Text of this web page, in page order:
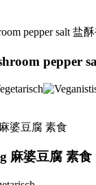
pepper
麻婆豆腐 素食